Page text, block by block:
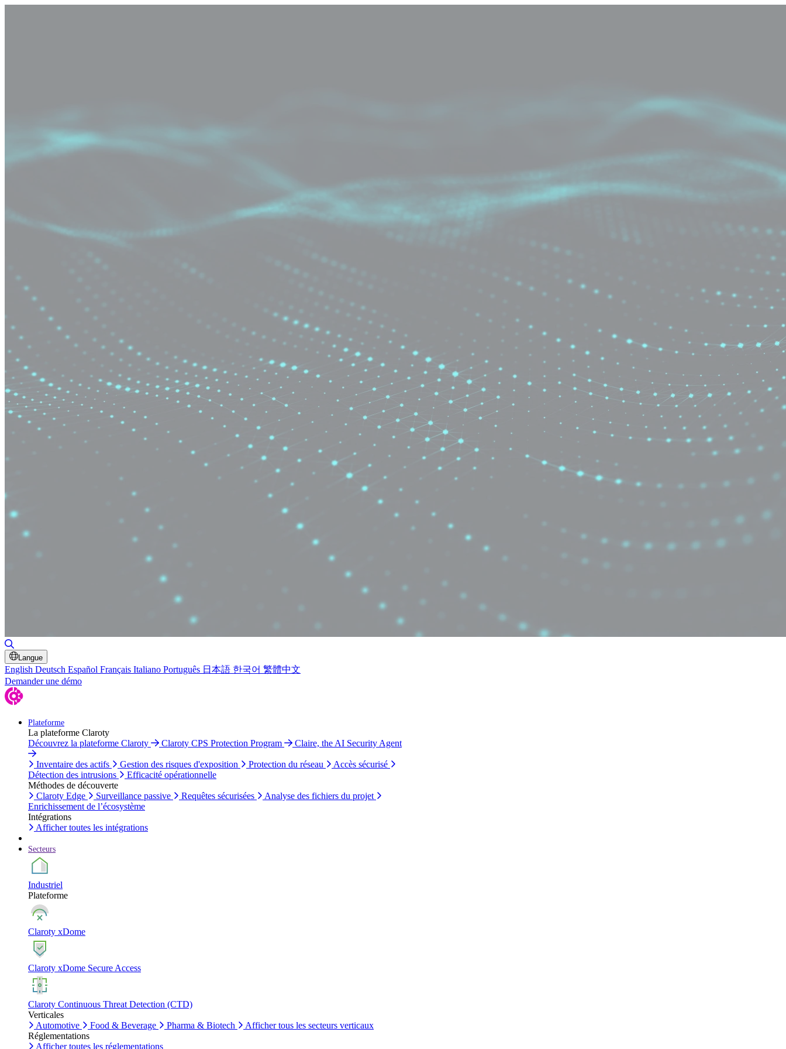
Langue
English Deutsch Español Français Italiano Português 日本語 한국어 繁體中文
Demander une démo
Plateforme
La plateforme Claroty
Découvrez la plateforme Claroty
Claroty CPS Protection Program Claire, the AI Security Agent
Inventaire des actifs Gestion des risques d'exposition Protection du réseau
Accès sécurisé
Détection des intrusions
Efficacité opérationnelle
Méthodes de découverte
Claroty Edge
Surveillance passive Requêtes sécurisées
Analyse des fichiers du projet
Enrichissement de l’écosystème
Intégrations
Afficher toutes les intégrations
Secteurs
Industriel
Plateforme
Claroty xDome
Claroty xDome Secure Access
Claroty Continuous Threat Detection (CTD)
Verticales
Automotive
Food & Beverage Pharma & Biotech
Afficher tous les secteurs verticaux
Réglementations
Afficher toutes les réglementations